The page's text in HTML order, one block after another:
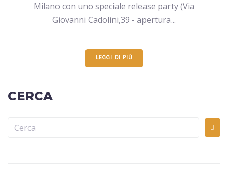
Milano con uno speciale release party (Via
Giovanni Cadolini,39 - apertura...
LEGGI DI PIÙ
CERCA